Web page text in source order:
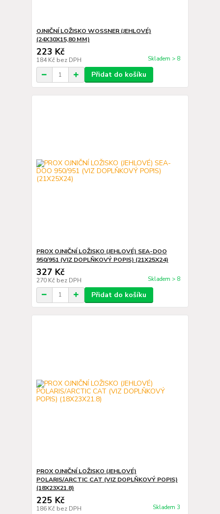
OJNIČNÍ LOŽISKO WOSSNER (JEHLOVÉ)
(24X30X15,80 MM)
223 Kč
184 Kč bez DPH Skladem > 8
Přidat do košíku
PROX OJNIČNÍ LOŽISKO (JEHLOVÉ) SEA-DOO
950/951 (VIZ DOPLŇKOVÝ POPIS) (21X25X24)
327 Kč
270 Kč bez DPH Skladem > 8
Přidat do košíku
PROX OJNIČNÍ LOŽISKO (JEHLOVÉ)
POLARIS/ARCTIC CAT (VIZ DOPLŇKOVÝ POPIS)
(18X23X21.8)
225 Kč
186 Kč bez DPH Skladem 3